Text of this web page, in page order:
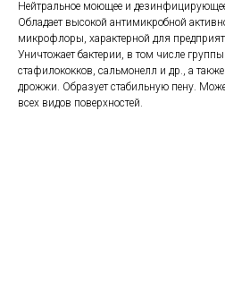
Нейтральное моющее и
Обладает высокой антимикробной
микрофлоры, характерной для
Уничтожает бактерии, в том числе
стафилококков, сальмонелл и др., а
дрожжи. Образует стабильную пену.
всех видов поверхностей.